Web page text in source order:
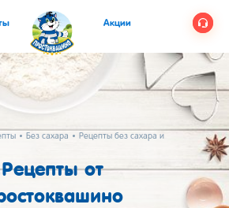
Акции
Без сахара Рецепты без сахара и яиц
Рецепты от